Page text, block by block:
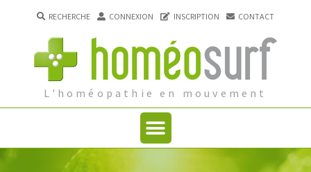
L'homéopathie en mouvement
RECHERCHE CONNEXION INSCRIPTION CONTACT